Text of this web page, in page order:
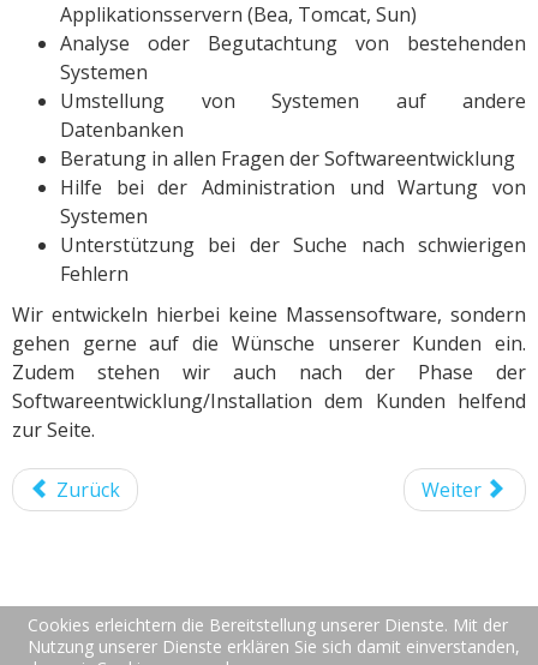
Applikationsservern (Bea, Tomcat, Sun)
Analyse oder Begutachtung von bestehenden
Systemen
Umstellung von Systemen auf andere
Datenbanken
Beratung in allen Fragen der Softwareentwicklung
Hilfe bei der Administration und Wartung von
Systemen
Unterstützung bei der Suche nach schwierigen
Fehlern
Wir entwickeln hierbei keine Massensoftware, sondern
gehen gerne auf die Wünsche unserer Kunden ein.
Zudem stehen wir auch nach der Phase der
Softwareentwicklung/Installation dem Kunden helfend
zur Seite.
Zurück Weiter
© 2017 robbenSoft. All Rights Reserved.
Cookies erleichtern die Bereitstellung unserer Dienste. Mit der
Nutzung unserer Dienste erklären Sie sich damit einverstanden,